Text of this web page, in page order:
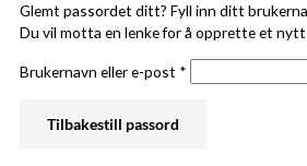
Glemt passordet ditt? Fyll inn ditt
Du vil motta en lenke for å opprette et
Brukernavn eller e-post *
Tilbakestill passord